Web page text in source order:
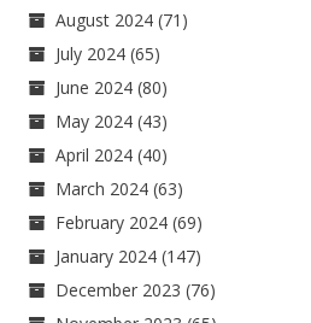
August 2024 (71)
July 2024 (65)
June 2024 (80)
May 2024 (43)
April 2024 (40)
March 2024 (63)
February 2024 (69)
January 2024 (147)
December 2023 (76)